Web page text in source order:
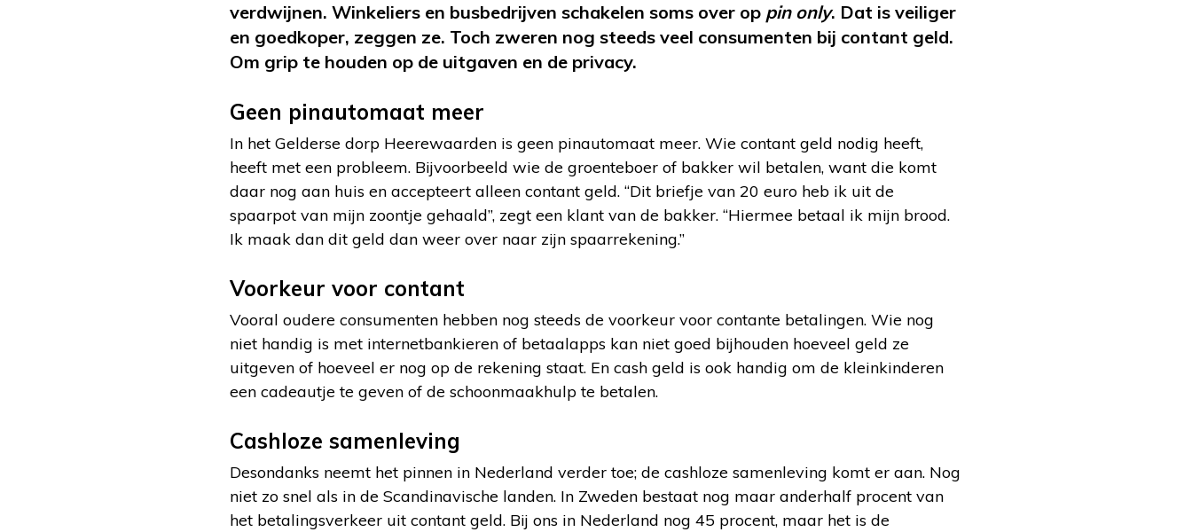
verdwijnen. Winkeliers en busbedrijven schakelen soms over op pin only. Dat is veiliger
en goedkoper, zeggen ze. Toch zweren nog steeds veel consumenten bij contant geld.
Om grip te houden op de uitgaven en de privacy.
Geen pinautomaat meer
In het Gelderse dorp Heerewaarden is geen pinautomaat meer. Wie contant geld nodig heeft,
heeft met een probleem. Bijvoorbeeld wie de groenteboer of bakker wil betalen, want die komt
daar nog aan huis en accepteert alleen contant geld. “Dit briefje van 20 euro heb ik uit de
spaarpot van mijn zoontje gehaald”, zegt een klant van de bakker. “Hiermee betaal ik mijn brood.
Ik maak dan dit geld dan weer over naar zijn spaarrekening.”
Voorkeur voor contant
Vooral oudere consumenten hebben nog steeds de voorkeur voor contante betalingen. Wie nog
niet handig is met internetbankieren of betaalapps kan niet goed bijhouden hoeveel geld ze
uitgeven of hoeveel er nog op de rekening staat. En cash geld is ook handig om de kleinkinderen
een cadeautje te geven of de schoonmaakhulp te betalen.
Cashloze samenleving
Desondanks neemt het pinnen in Nederland verder toe; de cashloze samenleving komt er aan. Nog
niet zo snel als in de Scandinavische landen. In Zweden bestaat nog maar anderhalf procent van
het betalingsverkeer uit contant geld. Bij ons in Nederland nog 45 procent, maar het is de